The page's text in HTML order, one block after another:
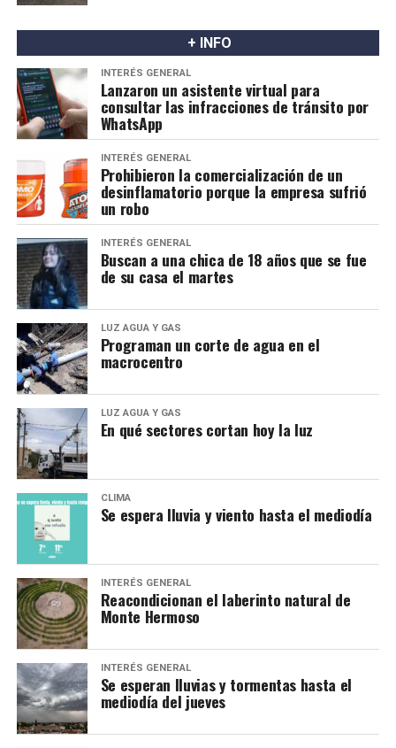
+ INFO
INTERÉS GENERAL
Lanzaron un asistente virtual para
consultar las infracciones de tránsito por
WhatsApp
INTERÉS GENERAL
Prohibieron la comercialización de un
desinflamatorio porque la empresa sufrió
un robo
INTERÉS GENERAL
Buscan a una chica de 18 años que se fue
de su casa el martes
LUZ AGUA Y GAS
Programan un corte de agua en el
macrocentro
LUZ AGUA Y GAS
En qué sectores cortan hoy la luz
CLIMA
Se espera lluvia y viento hasta el mediodía
INTERÉS GENERAL
Reacondicionan el laberinto natural de
Monte Hermoso
INTERÉS GENERAL
Se esperan lluvias y tormentas hasta el
mediodía del jueves